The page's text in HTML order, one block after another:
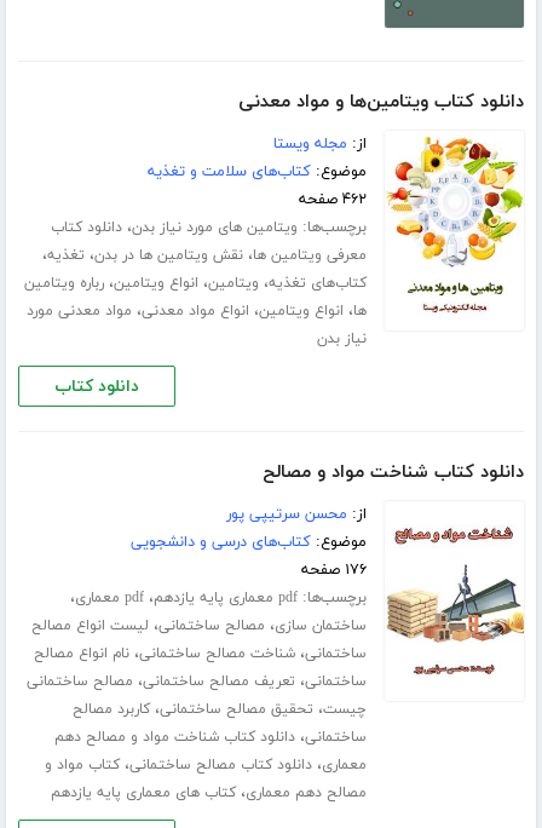
دانلود کتاب ویتامین‌ها و مواد معدنی
از: مجله ویستا
موضوع:کتاب‌های سلامت و تغذیه
۴۶۲ صفحه
برچسب‌ها: ویتامین‌ های مورد نیاز بدن،دانلود کتاب
معرفی ویتامین ها،نقش ویتامین ها در بدن، تغذیه،
کتاب‌های تغذیه، ویتامین، انواع ویتامین،رباره ویتامین
ها، انواع ویتامین، انواع مواد معدنی، مواد معدنی مورد
نیاز بدن
دانلود کتاب
دانلود کتاب شناخت مواد و مصالح
از: محسن سرتیپی پور
موضوع:کتاب‌های درسی و دانشجویی
۱۷۶ صفحه
برچسب‌ها:pdf معماری پایه یازدهم ،pdf معماری ،
ساختمان سازی، مصالح ساختمانی، لیست انواع مصالح
ساختمانی،شناخت مصالح ساختمانی،نام انواع مصالح
ساختمانی، تعریف مصالح ساختمانی، مصالح ساختمانی
چیست، تحقیق مصالح ساختمانی،کاربرد مصالح
ساختمانی،دانلود کتاب شناخت مواد و مصالح دهم
معماری،دانلود کتاب مصالح ساختمانی،کتاب مواد و
مصالح دهم معماری،کتاب های معماری پایه یازدهم